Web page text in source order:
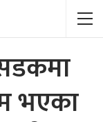
भएका